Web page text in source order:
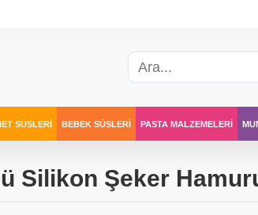
SÜSLERI BEBEK SÜSLERI PASTA MALZEMELERI
Silikon Şeker